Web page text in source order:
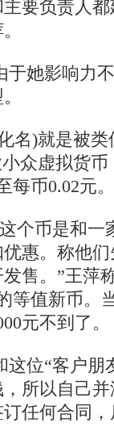
要负责人
她影响力不
)就是被类
众虚拟货
每币0.02元。
币是和一
惠。称他
售。”王萍
等值新币。
元不到了。
位“客户朋
所以自己
任何合同